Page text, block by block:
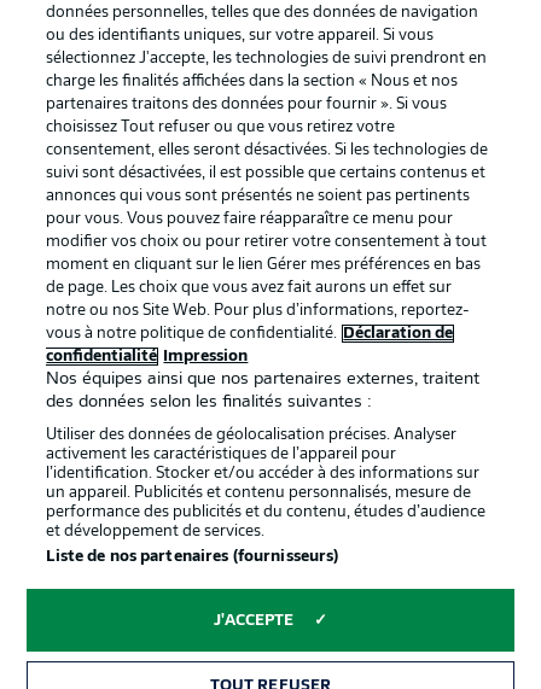
Proposé par
La publicité
services
Mentions Légales Gérer mes préférences
Déclaration de
confidentialité
Diffuseurs
Travaux Contact
Impression Joueurs
données personnelles, telles que des données de navigation
ou des identifiants uniques, sur votre appareil. Si vous
sélectionnez J'accepte, les technologies de suivi prendront en
charge les finalités affichées dans la section « Nous et nos
partenaires traitons des données pour fournir ». Si vous
choisissez Tout refuser ou que vous retirez votre
consentement, elles seront désactivées. Si les technologies de
suivi sont désactivées, il est possible que certains contenus et
annonces qui vous sont présentés ne soient pas pertinents
pour vous. Vous pouvez faire réapparaître ce menu pour
modifier vos choix ou pour retirer votre consentement à tout
moment en cliquant sur le lien Gérer mes préférences en bas
de page. Les choix que vous avez fait aurons un effet sur
notre ou nos Site Web. Pour plus d’informations, reportez-
vous à notre politique de confidentialité.
Déclaration de
confidentialité
Impression
Nos équipes ainsi que nos partenaires externes, traitent
des données selon les finalités suivantes :
Utiliser des données de géolocalisation précises. Analyser
activement les caractéristiques de l’appareil pour
l’identification. Stocker et/ou accéder à des informations sur
un appareil. Publicités et contenu personnalisés, mesure de
performance des publicités et du contenu, études d’audience
et développement de services.
Liste de nos partenaires (fournisseurs)
J'ACCEPTE